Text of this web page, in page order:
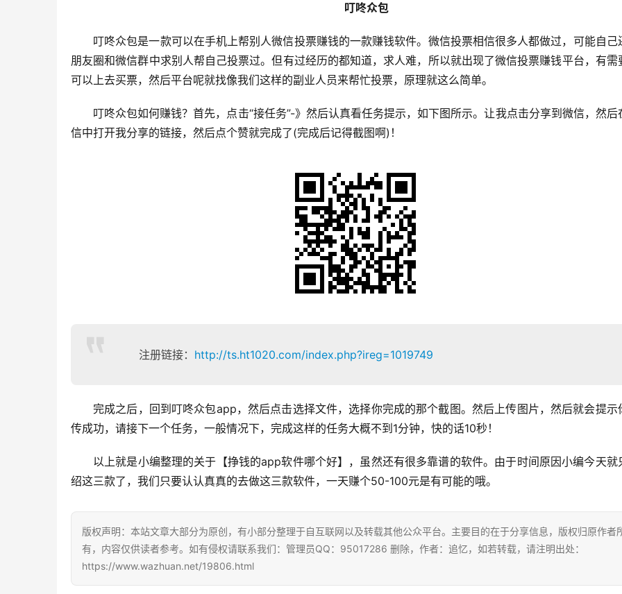
叮咚众包
叮咚众包是一款可以在手机上帮别人微信投票赚钱的一款赚钱软件。微信投票相信很多人都做过，可能自己
朋友圈和微信群中求别人帮自己投票过。但有过经历的都知道，求人难，所以就出现了微信投票赚钱平台，有需
可以上去买票，然后平台呢就找像我们这样的副业人员来帮忙投票，原理就这么简单。
叮咚众包如何赚钱？首先，点击“接任务”-》然后认真看任务提示，如下图所示。让我点击分享到微信，然后
信中打开我分享的链接，然后点个赞就完成了(完成后记得截图啊)！
注册链接： http://ts.ht1020.com/index.php?ireg=1019749
完成之后，回到叮咚众包app，然后点击选择文件，选择你完成的那个截图。然后上传图片，然后就会提示
传成功，请接下一个任务，一般情况下，完成这样的任务大概不到1分钟，快的话10秒！
以上就是小编整理的关于【挣钱的app软件哪个好】，虽然还有很多靠谱的软件。由于时间原因小编今天就
绍这三款了，我们只要认认真真的去做这三款软件，一天赚个50-100元是有可能的哦。
版权声明：本站文章大部分为原创，有小部分整理于自互联网以及转载其他公众平台。主要目的在于分享信息，版权归原作者
有，内容仅供读者参考。如有侵权请联系我们：管理员QQ：95017286 删除，作者：追忆，如若转载，请注明出处：
https://www.wazhuan.net/19806.html